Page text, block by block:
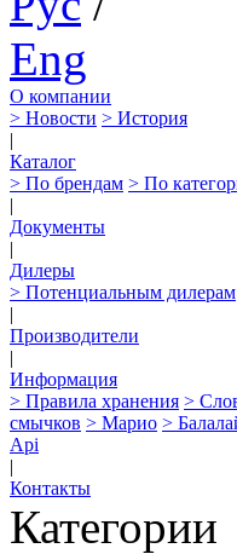
Eng
О компании
> Новости > История
|
Каталог
> По брендам > По
|
Документы
|
Дилеры
> Потенциальным дилерам
|
Производители
|
Информация
> Правила хранения >
смычков > Марио >
Api
|
Контакты
Категории